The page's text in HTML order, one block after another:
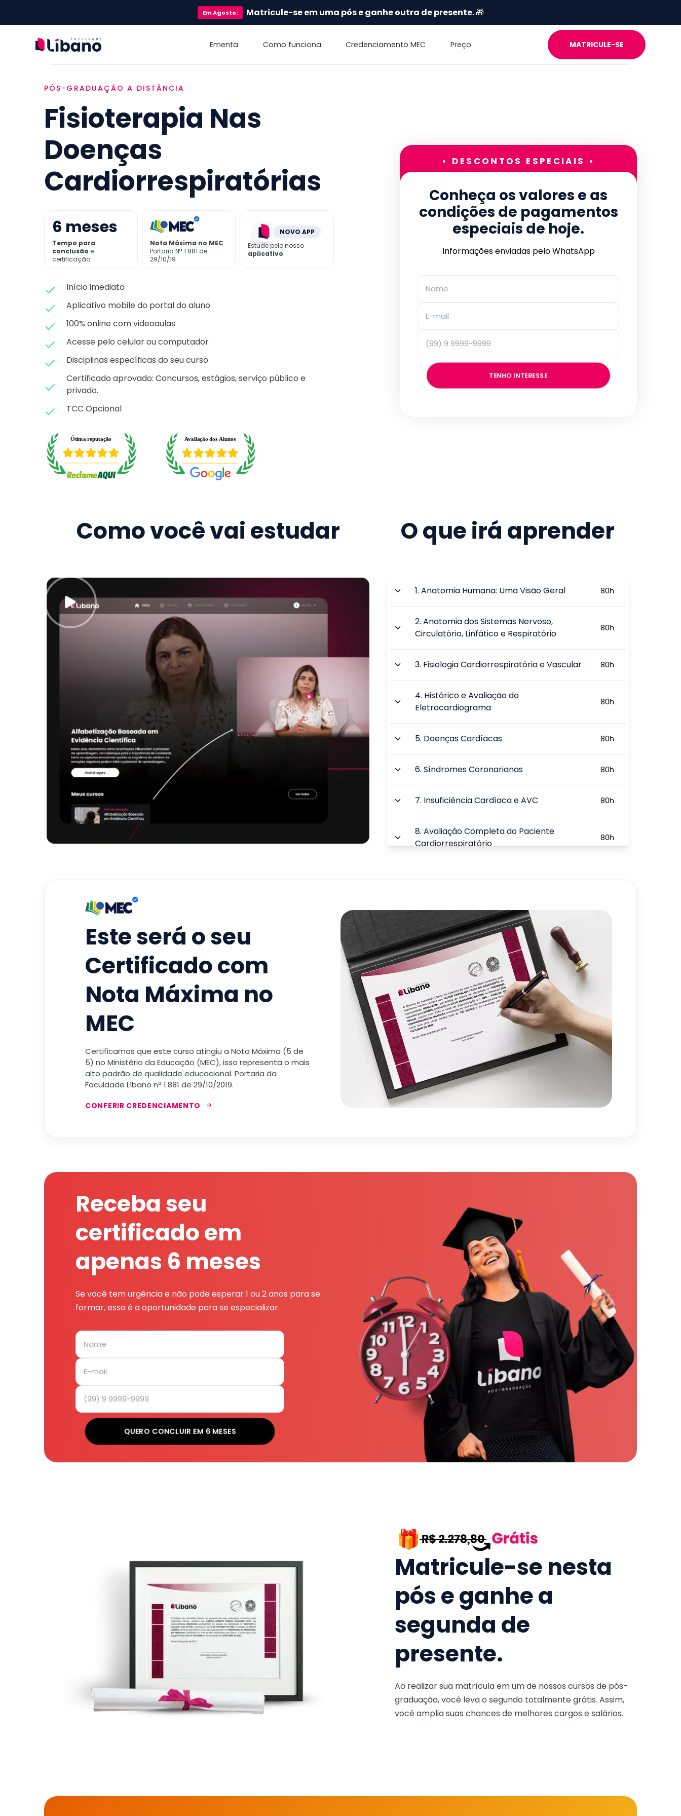
EmAgosto: Matricule-se em uma pós e ganhe outra de presente.🎁
Ementa Como funciona Credenciamento MEC Preço MATRICULE-SE
PÓS-GRADUAÇÃO A DISTÂNCIA
Fisioterapia Nas
Doenças
Cardiorrespiratórias
6 meses
Tempo para
conclusão e
certificação
Nota Máxima no MEC
Portaria Nª 1.881 de
29/10/19
NOVO APP
Estude pelo nosso
aplicativo
Início imediato
Aplicativo mobile do portal do aluno
100% online com videoaulas
Acesse pelo celular ou computador
Disciplinas específicas do seu curso
Certificado aprovado: Concursos, estágios, serviço público e
privado.
TCC Opcional
• DESCONTOS ESPECIAIS •
Conheça os valores e as
condições de pagamentos
especiais de hoje.
Informações enviadas pelo WhatsApp
TENHO INTERESSE
Como você vai estudar O que irá aprender
1.Anatomia Humana: Uma Visão Geral 80h
2.Anatomia dos Sistemas Nervoso,
Circulatório, Linfático e Respiratório
80h
3. Fisiologia Cardiorrespiratória e Vascular 80h
4. Histórico e Avaliação do
Eletrocardiograma
80h
5. Doenças Cardíacas 80h
6.Síndromes Coronarianas 80h
7. Insuficiência Cardíaca e AVC 80h
8.Avaliação Completa do Paciente
Cardiorrespiratório
80h
Este será o seu
Certificado com
Nota Máxima no
MEC
Certificamos que este curso atingiu a Nota Máxima (5 de
5) no Ministério da Educação (MEC), isso representa o mais
alto padrão de qualidade educacional. Portaria da
Faculdade Líbano nª 1.881 de 29/10/2019.
CONFERIR CREDENCIAMENTO
Receba seu
certificado em
apenas 6 meses
Se você tem urgência e não pode esperar 1 ou 2 anos para se
formar, essa é a oportunidade para se especializar.
QUERO CONCLUIR EM 6 MESES
Matricule-se nesta
pós e ganhe a
segunda de
presente.
Ao realizar sua matrícula em um de nossos cursos de pós-
graduação, você leva o segundo totalmente grátis. Assim,
você amplia suas chances de melhores cargos e salários.